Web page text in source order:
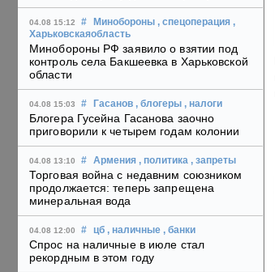
04.08 15:12 # Минобороны , спецоперация ,
Харьковскаяобласть
Минобороны РФ заявило о взятии под
контроль села Бакшеевка в Харьковской
области
04.08 15:03 # Гасанов , блогеры , налоги
Блогера Гусейна Гасанова заочно
приговорили к четырем годам колонии
04.08 13:10 # Армения , политика , запреты
Торговая война с недавним союзником
продолжается: теперь запрещена
минеральная вода
04.08 12:00 # цб , наличные , банки
Спрос на наличные в июле стал
рекордным в этом году